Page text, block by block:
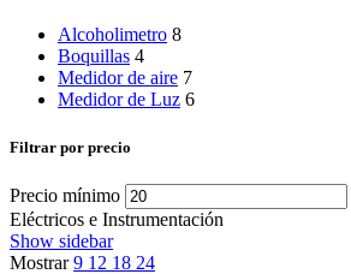
Alcoholimetro 8
Boquillas 4
Medidor de aire 7
Medidor de Luz 6
Filtrar por precio
Precio mínimo
Eléctricos e Instrumentación
Show sidebar
Mostrar9 12 18 24